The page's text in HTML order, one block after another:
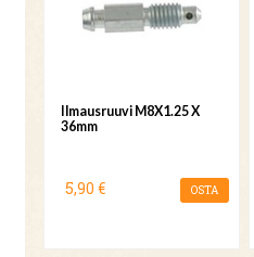
Ilmausruuvi M8X1.25 X
36mm
5,90 € OSTA